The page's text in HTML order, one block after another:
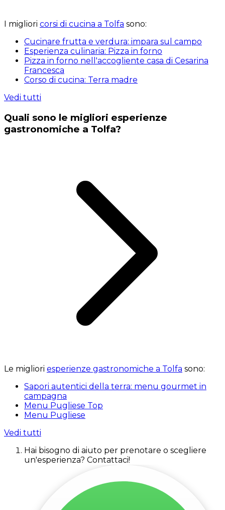
I migliori corsi di cucina a Tolfa sono:
Cucinare frutta e verdura: impara sul campo
Esperienza culinaria: Pizza in forno
Pizza in forno nell'accogliente casa di Cesarina
Francesca
Corso di cucina: Terra madre
Vedi tutti
Quali sono le migliori esperienze
gastronomiche a Tolfa?
Le migliori esperienze gastronomiche a Tolfa sono:
Sapori autentici della terra: menu gourmet in
campagna
Menu Pugliese Top
Menu Pugliese
Vedi tutti
Hai bisogno di aiuto per prenotare o scegliere
un'esperienza? Contattaci!